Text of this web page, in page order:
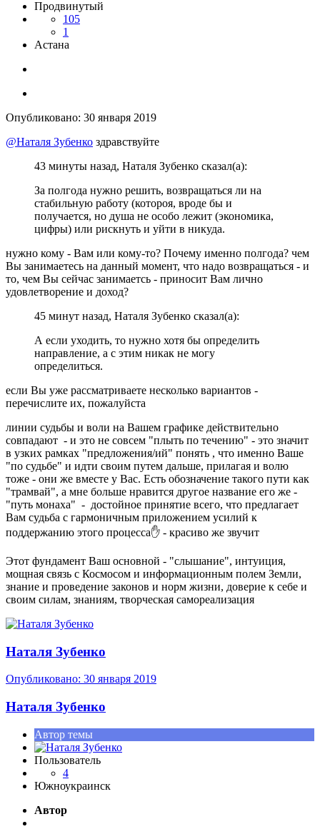
Продвинутый
105
1
Астана
Опубликовано: 30 января 2019
@Наталя Зубенко здравствуйте
43 минуты назад, Наталя Зубенко сказал(а):
За полгода нужно решить, возвращаться ли на
стабильную работу (котороя, вроде бы и
получается, но душа не особо лежит (экономика,
цифры) или рискнуть и уйти в никуда.
нужно кому - Вам или кому-то? Почему именно полгода? чем
Вы занимаетесь на данный момент, что надо возвращаться - и
то, чем Вы сейчас занимаетсь - приносит Вам лично
удовлетворение и доход?
45 минут назад, Наталя Зубенко сказал(а):
А если уходить, то нужно хотя бы определить
направление, а с этим никак не могу
определиться.
если Вы уже рассматриваете несколько вариантов -
перечислите их, пожалуйста
линии судьбы и воли на Вашем графике действительно
совпадают - и это не совсем "плыть по течению" - это значит
в узких рамках "предложения/ий" понять , что именно Ваше
"по судьбе" и идти своим путем дальше, прилагая и волю
тоже - они же вместе у Вас. Есть обозначение такого пути как
"трамвай", а мне больше нравится другое название его же -
"путь монаха" - достойное принятие всего, что предлагает
Вам судьба с гармоничным приложением усилий к
поддержанию этого процесса✋ - красиво же звучит
Этот фундамент Ваш основной - "слышание", интуиция,
мощная связь с Космосом и информационным полем Земли,
знание и проведение законов и норм жизни, доверие к себе и
своим силам, знаниям, творческая самореализация
Наталя Зубенко
Опубликовано: 30 января 2019
Наталя Зубенко
Автор темы
Пользователь
4
Южноукраинск
Автор